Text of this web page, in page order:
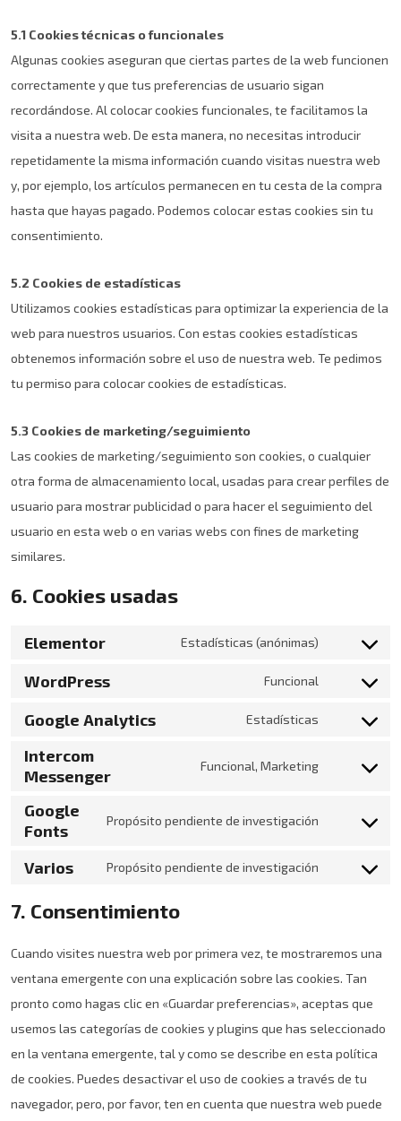
5.1 Cookies técnicas o funcionales
Algunas cookies aseguran que ciertas partes de la web funcionen
correctamente y que tus preferencias de usuario sigan
recordándose. Al colocar cookies funcionales, te facilitamos la
visita a nuestra web. De esta manera, no necesitas introducir
repetidamente la misma información cuando visitas nuestra web
y, por ejemplo, los artículos permanecen en tu cesta de la compra
hasta que hayas pagado. Podemos colocar estas cookies sin tu
consentimiento.
5.2 Cookies de estadísticas
Utilizamos cookies estadísticas para optimizar la experiencia de la
web para nuestros usuarios. Con estas cookies estadísticas
obtenemos información sobre el uso de nuestra web. Te pedimos
tu permiso para colocar cookies de estadísticas.
5.3 Cookies de marketing/seguimiento
Las cookies de marketing/seguimiento son cookies, o cualquier
otra forma de almacenamiento local, usadas para crear perfiles de
usuario para mostrar publicidad o para hacer el seguimiento del
usuario en esta web o en varias webs con fines de marketing
similares.
6. Cookies usadas
Elementor Estadísticas (anónimas)
WordPress Funcional
Google Analytics Estadísticas
Intercom
Messenger
Funcional, Marketing
Google
Fonts
Propósito pendiente de investigación
Varios Propósito pendiente de investigación
7. Consentimiento
Cuando visites nuestra web por primera vez, te mostraremos una
ventana emergente con una explicación sobre las cookies. Tan
pronto como hagas clic en «Guardar preferencias», aceptas que
usemos las categorías de cookies y plugins que has seleccionado
en la ventana emergente, tal y como se describe en esta política
de cookies. Puedes desactivar el uso de cookies a través de tu
navegador, pero, por favor, ten en cuenta que nuestra web puede